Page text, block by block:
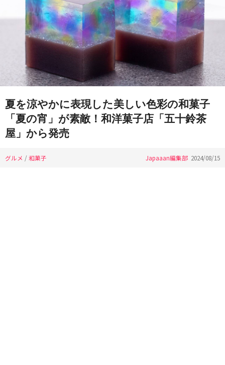
夏を涼やかに表現した美しい色彩の和菓子
「夏の宵」が素敵！和洋菓子店「五十鈴茶
屋」から発売
グルメ /和菓子 Japaaan編集部 2024/08/15